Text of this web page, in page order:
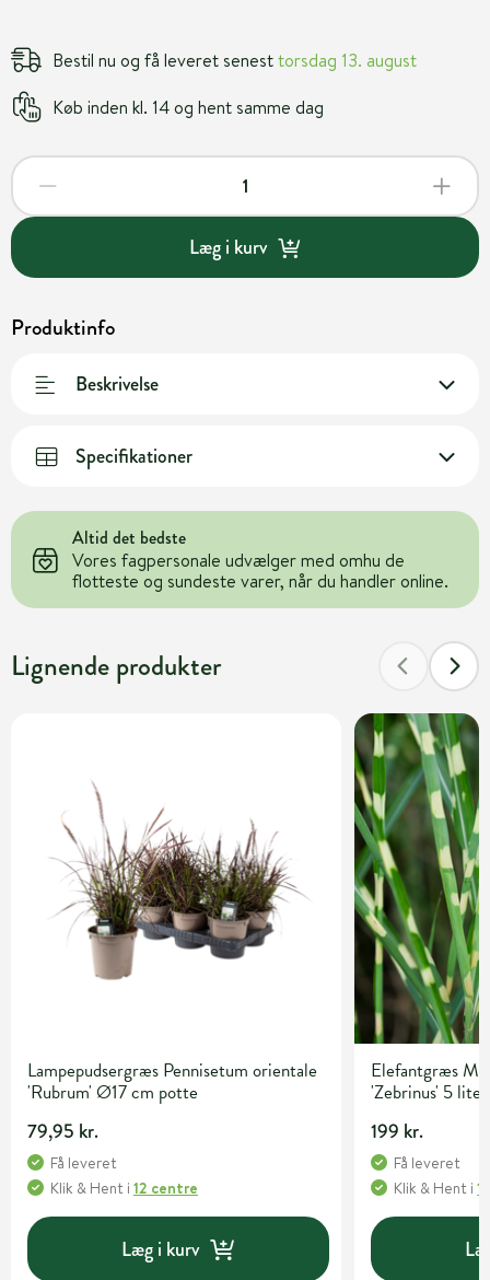
Bestil nu og få leveret senesttorsdag 13. august
Køb inden kl. 14 og hent samme dag
Læg i kurv
Produktinfo
Beskrivelse
Specifikationer
Altid det bedste
Vores fagpersonale udvælger med omhu de
flotteste og sundeste varer, når du handler online.
Lignende produkter
Lampepudsergræs Pennisetum orientale
'Rubrum' Ø17 cm potte
79,95 kr.
Få leveret
Klik & Hent i 12 centre
Læg i kurv
Elefantgræs
'Zebrinus' 5
199 kr.
Få leveret
Klik & Hent i